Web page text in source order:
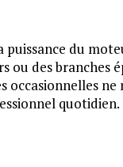
du
des branches
occasionnelles ne
quotidien.